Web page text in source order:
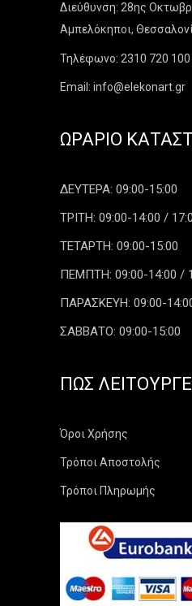
Διεύθυνση: 28ης
Αμπελόκηποι,
Τηλέφωνο: 2310 720 100
Email: info@elekonart.gr
ΩΡΆΡΙΟ
ΔΕΥΤΕΡΑ: 09:00-15:00
ΤΡΙΤΗ: 09:00-14:00 /
ΤΕΤΑΡΤΗ: 09:00-15:00
ΠΕΜΠΤΗ: 09:00-14:00 /
ΠΑΡΑΣΚΕΥΗ: 09:00-
ΣΑΒΒΑΤΟ: 09:00-15:00
ΠΏΣ
Όροι Χρήσης
Τρόποι Αποστολής
Τρόποι Πληρωμής